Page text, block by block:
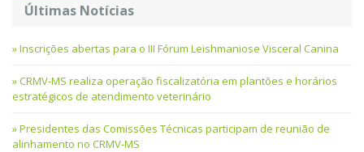
Últimas Notícias
Inscrições abertas para o III Fórum Leishmaniose Visceral Canina
CRMV-MS realiza operação fiscalizatória em plantões e horários
estratégicos de atendimento veterinário
Presidentes das Comissões Técnicas participam de reunião de
alinhamento no CRMV-MS